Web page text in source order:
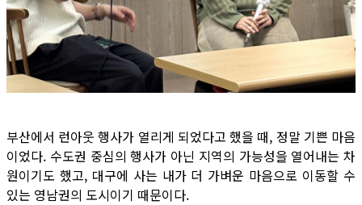
부산에서 런아웃 행사가 열리게 되었다고 했을 때, 정말 기쁜 마음
이었다. 수도권 중심의 행사가 아닌 지역의 가능성을 열어내는 차
원이기도 했고, 대구에 사는 내가 더 가벼운 마음으로 이동할 수
있는 영남권의 도시이기 때문이다.